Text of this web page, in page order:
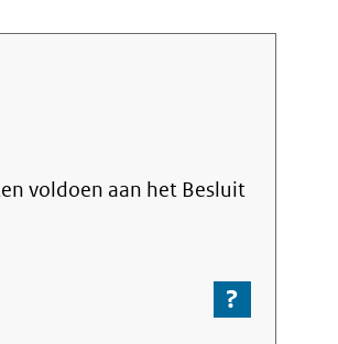
voldoen aan het Besluit
?
Ga